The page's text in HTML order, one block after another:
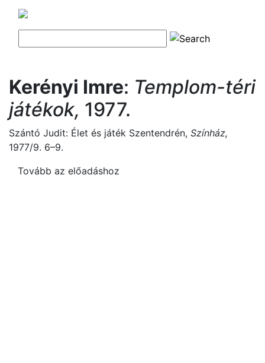
Kerényi Imre: Templom-téri
játékok, 1977.
Szántó Judit: Élet és játék Szentendrén, Színház,
1977/9. 6–9.
Tovább az előadáshoz